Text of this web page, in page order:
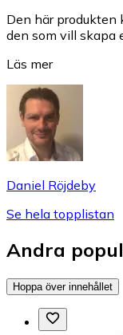
Den här produkten
den som vill skapa
Läs mer
Daniel Röjdeby
Se hela topplistan
Andra
Hoppa över innehållet